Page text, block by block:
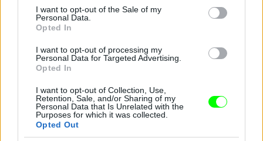
consent section.
I want to opt-out of the Sale of my
Personal Data.
Opted In
I want to opt-out of processing my
Personal Data for Targeted Advertising.
Opted In
I want to opt-out of Collection, Use,
Retention, Sale, and/or Sharing of my
Personal Data that Is Unrelated with the
Purposes for which it was collected.
Opted Out